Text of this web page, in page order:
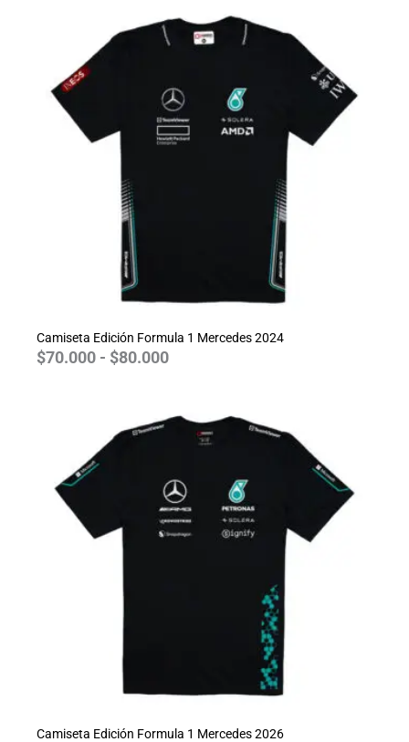
Camiseta Edición Formula 1 Mercedes 2024
$70.000 - $80.000
de
precios:
hasta
$80.000
Camiseta Edición Formula 1 Mercedes 2026